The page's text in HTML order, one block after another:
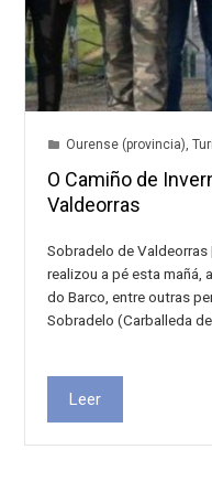
Ourense (provincia),
O Camiño de
Valdeorras
Sobradelo de Valdeorras
realizou a pé esta mañá,
do Barco, entre outras
Sobradelo (Carballeda
Leer